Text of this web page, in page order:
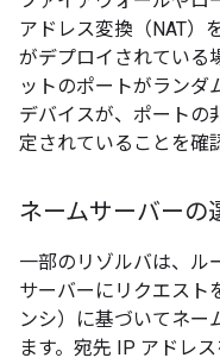
アドレス変換（NAT）
がデプロイされている
ットのポートがランダ
デバイスが、ポートの
定されていることを確
ネームサーバーの
一部のリゾルバは、ル
サーバーにリクエスト
ンシ）に基づいてネー
ます。宛先 IP アドレ